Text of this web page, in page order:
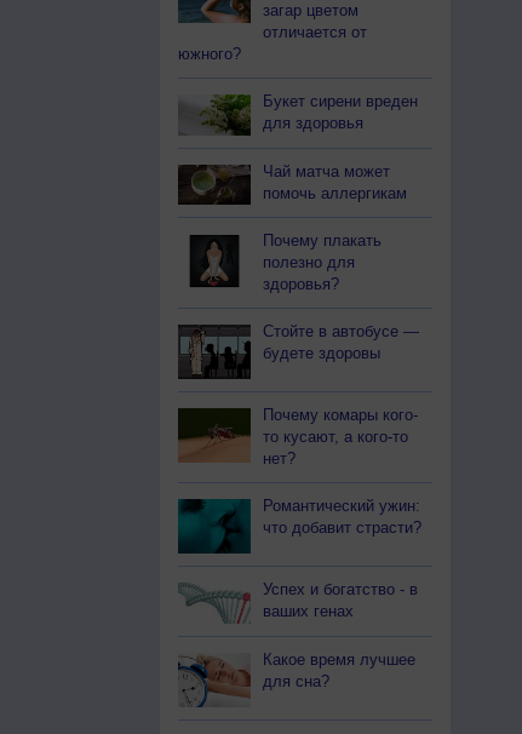
загар цветом
отличается от
южного?
Букет сирени вреден
для здоровья
Чай матча может
помочь аллергикам
Почему плакать
полезно для
здоровья?
Стойте в автобусе —
будете здоровы
Почему комары кого-
то кусают, а кого-то
нет?
Романтический ужин:
что добавит страсти?
Успех и богатство - в
ваших генах
Какое время лучшее
для сна?